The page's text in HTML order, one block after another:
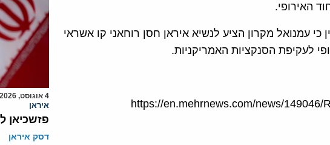
האירופי.
כי עמנואל מקרון הציע לנשיא איראן חסן רוחאני קו אשראי
https://en.mehrnews.com/news/
4 אוגוסט, 2026
איראן
פזשכיאן
דסק איראן